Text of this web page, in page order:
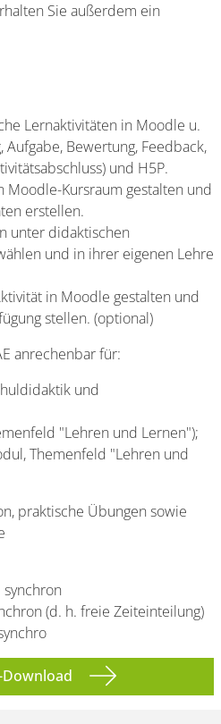
Sie außerdem ein
Lernaktivitäten in Moodle u.
Aufgabe, Bewertung, Feedback,
und H5P.
Moodle-Kursraum gestalten und
erstellen.
unter didaktischen
und in ihrer eigenen Lehre
in Moodle gestalten und
stellen. (optional)
anrechenbar für:
und
"Lehren und Lernen");
Themenfeld "Lehren und
praktische Übungen sowie
(d. h. freie Zeiteinteilung)
Download